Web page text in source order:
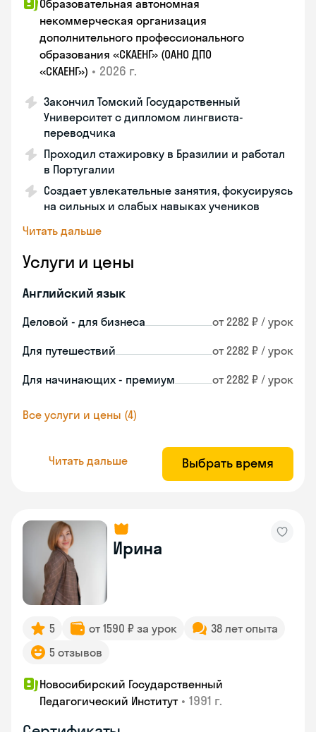
Образовательная автономная
некоммерческая организация
дополнительного профессионального
образования «СКАЕНГ» (ОАНО ДПО
«СКАЕНГ») • 2026 г.
Закончил Томский Государственный
Университет с дипломом лингвиста-
переводчика
Проходил стажировку в Бразилии и работал
в Португалии
Создает увлекательные занятия, фокусируясь
на сильных и слабых навыках учеников
Читать дальше
Услуги и цены
Английский язык
Деловой - для бизнеса от 2282 ₽ / урок
Для путешествий от 2282 ₽ / урок
Для начинающих - премиум от 2282 ₽ / урок
Все услуги и цены (4)
Читать дальше Выбрать время
Ирина
5 от 1590 ₽ за урок
38 лет опыта
5 отзывов
Новосибирский Государственный
Педагогический Институт • 1991 г.